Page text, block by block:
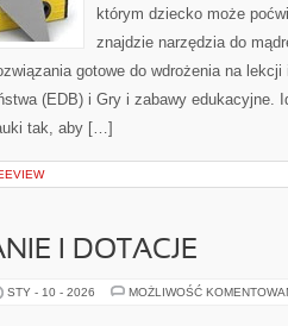
którym dziecko może
znajdzie narzędzia do
gotowe do wdrożenia na
(EDB) i Gry i zabawy edukacyjne.
tak, aby […]
I DOTACJE
STY - 10 - 2026 MOŻLIWOŚĆ